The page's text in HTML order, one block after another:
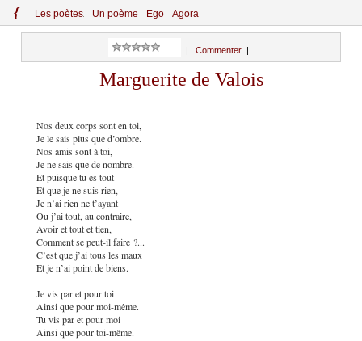
{ Les poètes Un poème Ego Agora
Commenter
Marguerite de Valois
Nos deux corps sont en toi,
Je le sais plus que d’ombre.
Nos amis sont à toi,
Je ne sais que de nombre.
Et puisque tu es tout
Et que je ne suis rien,
Je n’ai rien ne t’ayant
Ou j’ai tout, au contraire,
Avoir et tout et tien,
Comment se peut-il faire ?...
C’est que j’ai tous les maux
Et je n’ai point de biens.
Je vis par et pour toi
Ainsi que pour moi-même.
Tu vis par et pour moi
Ainsi que pour toi-même.